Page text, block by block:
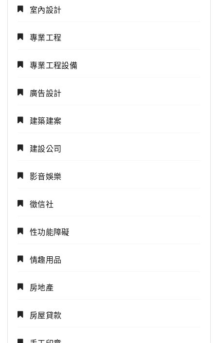
室內設計
專業工程
專業工程設備
廣告設計
建築建案
建設公司
影音娛樂
徵信社
性功能障礙
情趣用品
房地產
房屋貸款